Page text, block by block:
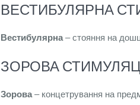
ВЕСТИБУЛЯРНА
Вестибулярна– стояння на
ЗОРОВА
Зорова– концетрування на